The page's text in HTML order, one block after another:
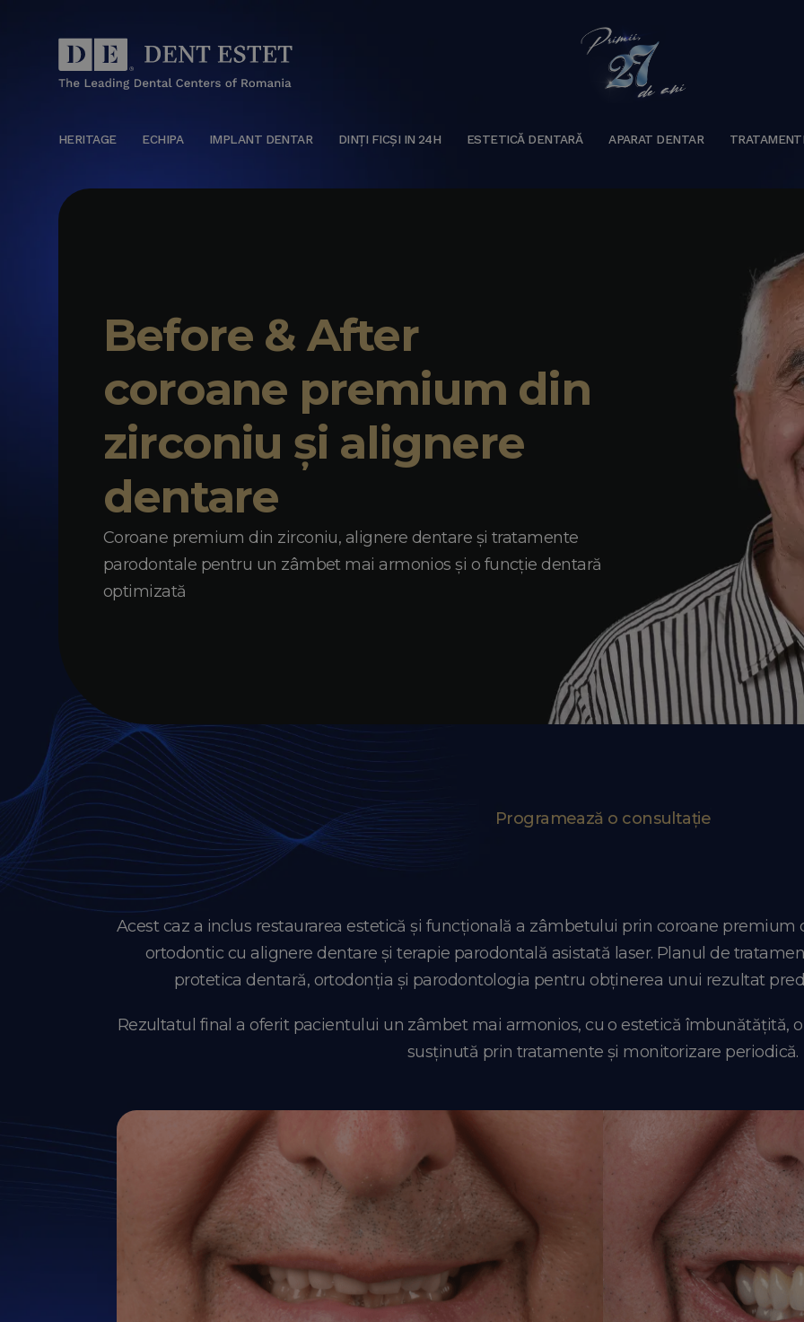
HERITAGE ECHIPA IMPLANT DENTAR DINȚI FICȘI IN 24H ESTETICĂ DENTARĂ APARAT DENTAR
Before & After
coroane premium din
zirconiu și alignere
dentare
Coroane premium din zirconiu, alignere dentare și tratamente
parodontale pentru un zâmbet mai armonios și o funcție dentară
optimizată
Programează o consultație
Acest caz a inclus restaurarea estetică și funcțională a zâmbetului prin coroane
ortodontic cu alignere dentare și terapie parodontală asistată laser. Planul de
protetica dentară, ortodonția și parodontologia pentru obținerea unui rezultat
Rezultatul final a oferit pacientului un zâmbet mai armonios, cu o estetică îmbunătățită,
susținută prin tratamente și monitorizare periodică.